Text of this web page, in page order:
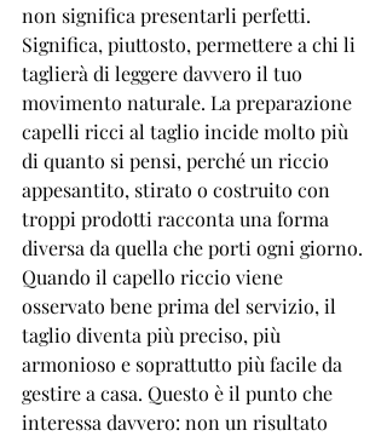
non significa presentarli perfetti.
Significa, piuttosto, permettere a chi li
taglierà di leggere davvero il tuo
movimento naturale. La preparazione
capelli ricci al taglio incide molto più
di quanto si pensi, perché un riccio
appesantito, stirato o costruito con
troppi prodotti racconta una forma
diversa da quella che porti ogni giorno.
Quando il capello riccio viene
osservato bene prima del servizio, il
taglio diventa più preciso, più
armonioso e soprattutto più facile da
gestire a casa. Questo è il punto che
interessa davvero: non un risultato